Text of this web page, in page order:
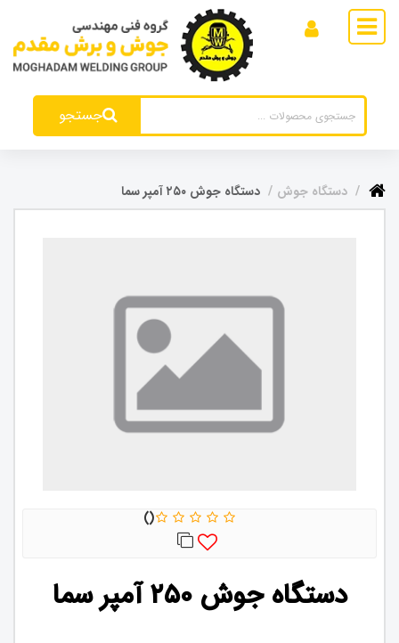
جستجو
دستگاه جوش دستگاه جوش ۲۵۰ آمپر سما
دستگاه جوش ۲۵۰ آمپر سما